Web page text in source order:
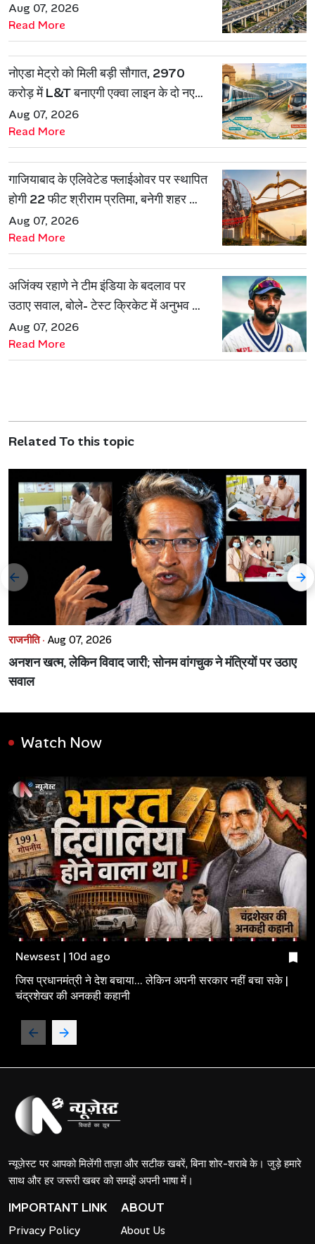
Aug 07, 2026
Read More
नोएडा मेट्रो को मिली बड़ी सौगात, 2970
करोड़ में L&T बनाएगी एक्वा लाइन के दो नए
रूट
Aug 07, 2026
Read More
गाजियाबाद के एलिवेटेड फ्लाईओवर पर स्थापित
होगी 22 फीट श्रीराम प्रतिमा, बनेगी शहर की
नई पहचान
Aug 07, 2026
Read More
अजिंक्य रहाणे ने टीम इंडिया के बदलाव पर
उठाए सवाल, बोले- टेस्ट क्रिकेट में अनुभव की
जरूरत हमेशा रहेगी
Aug 07, 2026
Read More
Related To this topic
राजनीति · Aug 07, 2026
अनशन खत्म, लेकिन विवाद जारी; सोनम वांगचुक ने मंत्रियों पर उठाए
सवाल
Watch Now
Newsest | 10d ago
जिस प्रधानमंत्री ने देश बचाया... लेकिन अपनी सरकार नहीं बचा सके |
चंद्रशेखर की अनकही कहानी
न्यूज़ेस्ट पर आपको मिलेंगी ताज़ा और सटीक खबरें, बिना शोर-शराबे के। जुड़े हमारे
साथ और हर जरूरी खबर को समझें अपनी भाषा में।
IMPORTANT LINK
Privacy Policy
ABOUT
About Us